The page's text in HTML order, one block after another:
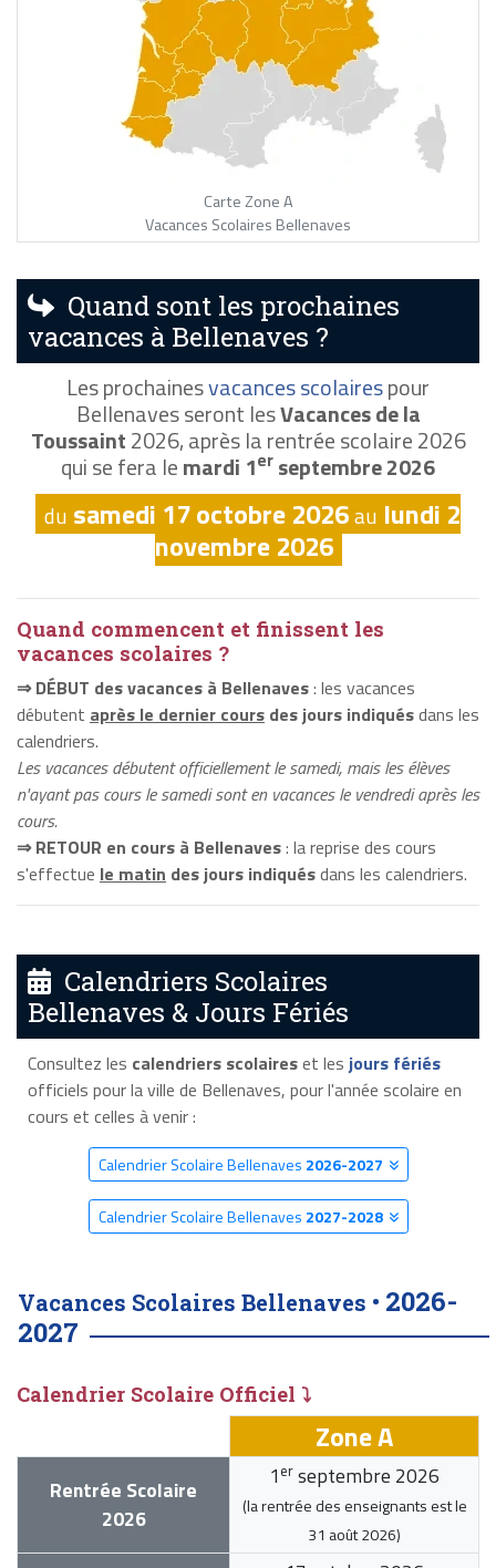
Carte Zone A
Vacances Scolaires Bellenaves
Quand sont les prochaines
vacances à Bellenaves ?
Les prochainesvacances scolairespour
Bellenaves seront lesVacances de la
Toussaint2026, après la rentrée scolaire 2026
qui se fera lemardi 1er septembre 2026
du samedi 17 octobre 2026au lundi 2
novembre 2026
Quand commencent et finissent les
vacances scolaires ?
⇒ DÉBUT des vacances à Bellenaves: les vacances
débutent après le dernier cours des jours indiquésdans les
calendriers.
Les vacances débutent officiellement le samedi, mais les élèves
n'ayant pas cours le samedi sont en vacances le vendredi après les
cours.
⇒ RETOUR en cours à Bellenaves: la reprise des cours
s'effectue le matin des jours indiquésdans les calendriers.
Calendriers Scolaires
Bellenaves & Jours Fériés
Consultez les calendriers scolaireset les jours fériés
officiels pour la ville de Bellenaves, pour l'année scolaire en
cours et celles à venir :
Calendrier Scolaire Bellenaves 2026-2027
Calendrier Scolaire Bellenaves 2027-2028
Vacances Scolaires Bellenaves • 2026-
2027
Calendrier Scolaire Officiel ⤵
Zone A
Rentrée Scolaire
2026
1 er septembre 2026
(la rentrée des enseignants est le
31 août 2026)